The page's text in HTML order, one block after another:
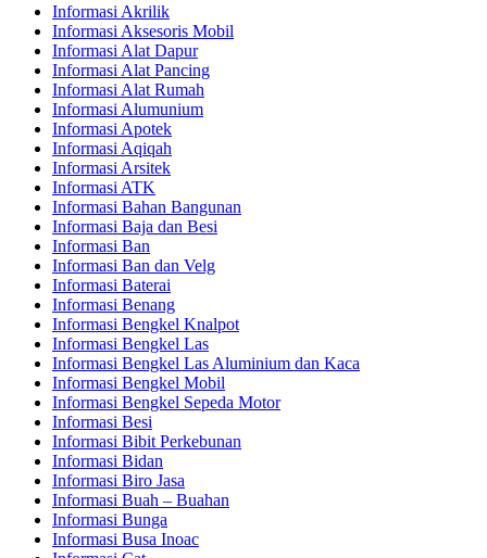
Informasi Akrilik
Informasi Aksesoris Mobil
Informasi Alat Dapur
Informasi Alat Pancing
Informasi Alat Rumah
Informasi Alumunium
Informasi Apotek
Informasi Aqiqah
Informasi Arsitek
Informasi ATK
Informasi Bahan Bangunan
Informasi Baja dan Besi
Informasi Ban
Informasi Ban dan Velg
Informasi Baterai
Informasi Benang
Informasi Bengkel Knalpot
Informasi Bengkel Las
Informasi Bengkel Las Aluminium dan Kaca
Informasi Bengkel Mobil
Informasi Bengkel Sepeda Motor
Informasi Besi
Informasi Bibit Perkebunan
Informasi Bidan
Informasi Biro Jasa
Informasi Buah – Buahan
Informasi Bunga
Informasi Busa Inoac